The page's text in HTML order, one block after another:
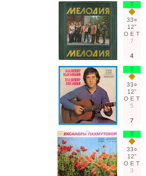
Т
33○
12"
О Е Т
7
4
Т
33○
12"
О Е Т
5
7
Т
33○
12"
О Е Т
3